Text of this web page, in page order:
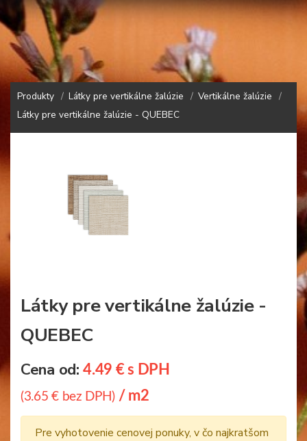
Produkty Látky pre vertikálne žalúzie
Vertikálne žalúzie
Látky pre vertikálne žalúzie - QUEBEC
Látky pre vertikálne žalúzie -
QUEBEC
Cena od:4.49 € s DPH
(3.65 € bez DPH) / m2
Pre vyhotovenie cenovej ponuky, v čo najkratšom